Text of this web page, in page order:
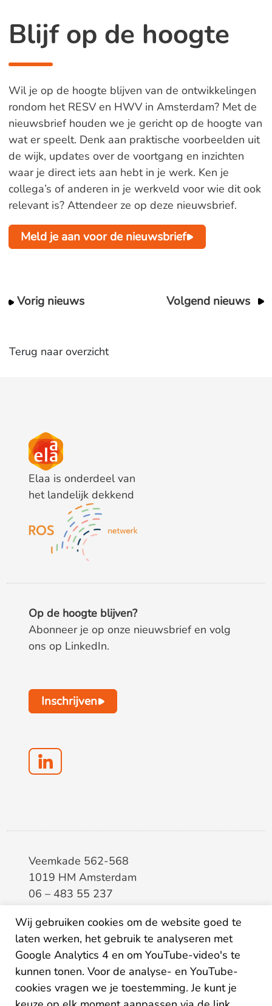
Blijf op de hoogte
Wil je op de hoogte blijven van de ontwikkelingen
rondom het RESV en HWV in Amsterdam? Met de
nieuwsbrief houden we je gericht op de hoogte van
wat er speelt. Denk aan praktische voorbeelden uit
de wijk, updates over de voortgang en inzichten
waar je direct iets aan hebt in je werk. Ken je
collega’s of anderen in je werkveld voor wie dit ook
relevant is? Attendeer ze op deze nieuwsbrief.
Meld je aan voor de nieuwsbrief
Vorig nieuws Volgend nieuws
Terug naar overzicht
Elaa is onderdeel van
het landelijk dekkend
Op de hoogte blijven?
Abonneer je op onze nieuwsbrief en volg
ons op LinkedIn.
Inschrijven
Veemkade 562-568
1019 HM Amsterdam
06 – 483 55 237
BTW8133.20.343.B.01
KvK34207150
IBANNL26ABNA0507435125
Wij gebruiken cookies om de website goed te
laten werken, het gebruik te analyseren met
Google Analytics 4 en om YouTube-video's te
kunnen tonen. Voor de analyse- en YouTube-
cookies vragen we je toestemming. Je kunt je